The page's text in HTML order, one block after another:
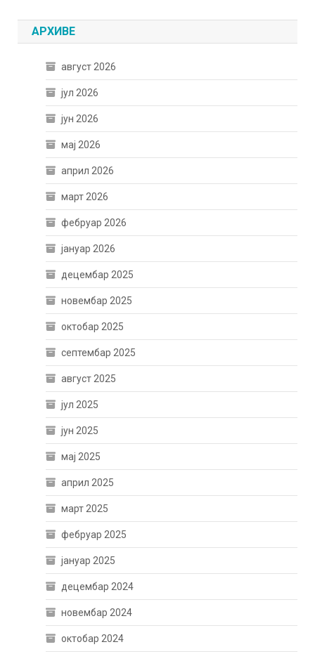
АРХИВЕ
август 2026
јул 2026
јун 2026
мај 2026
април 2026
март 2026
фебруар 2026
јануар 2026
децембар 2025
новембар 2025
октобар 2025
септембар 2025
август 2025
јул 2025
јун 2025
мај 2025
април 2025
март 2025
фебруар 2025
јануар 2025
децембар 2024
новембар 2024
октобар 2024